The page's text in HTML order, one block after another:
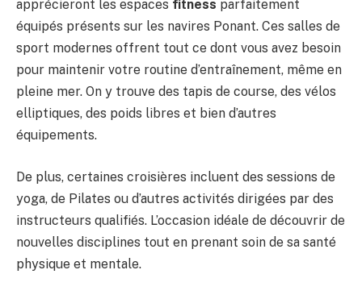
apprécieront les espaces fitness parfaitement
équipés présents sur les navires Ponant. Ces salles de
sport modernes offrent tout ce dont vous avez besoin
pour maintenir votre routine d’entraînement, même en
pleine mer. On y trouve des tapis de course, des vélos
elliptiques, des poids libres et bien d’autres
équipements.
De plus, certaines croisières incluent des sessions de
yoga, de Pilates ou d’autres activités dirigées par des
instructeurs qualifiés. L’occasion idéale de découvrir de
nouvelles disciplines tout en prenant soin de sa santé
physique et mentale.